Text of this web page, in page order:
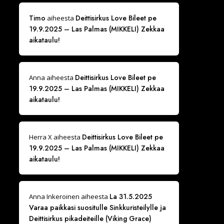
Timo aiheesta Deittisirkus Love Bileet pe
19.9.2025 – Las Palmas (MIKKELI) Zekkaa
aikataulu!
Anna aiheesta Deittisirkus Love Bileet pe
19.9.2025 – Las Palmas (MIKKELI) Zekkaa
aikataulu!
Herra Xaiheesta Deittisirkus Love Bileet pe
19.9.2025 – Las Palmas (MIKKELI) Zekkaa
aikataulu!
Anna Inkeroinen aiheesta La 31.5.2025
Varaa paikkasi suositulle Sinkkuristeilylle ja
Deittisirkus pikadeiteille (Viking Grace)